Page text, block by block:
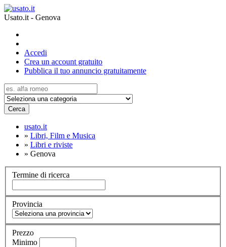
Usato.it - Genova
Accedi
Crea un account gratuito
Pubblica il tuo annuncio gratuitamente
Cerca
usato.it
» Libri, Film e Musica
» Libri e riviste
» Genova
Termine di ricerca
Provincia
Prezzo
Minimo